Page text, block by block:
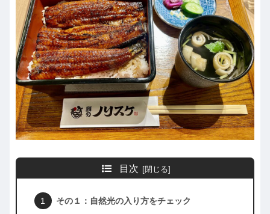
目次
その１：自然光の入り方をチェック